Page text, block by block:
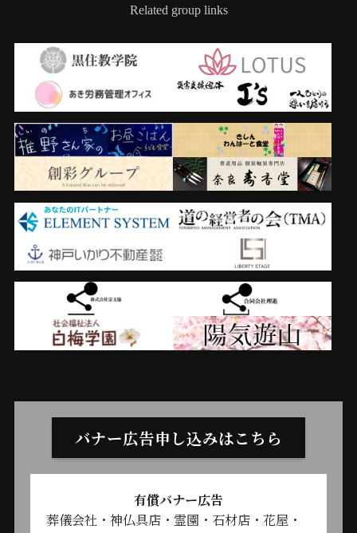
Related group links
バナー広告申し込みはこちら
有償バナー広告
葬儀会社・神仏具店・霊園・石材店・花屋・